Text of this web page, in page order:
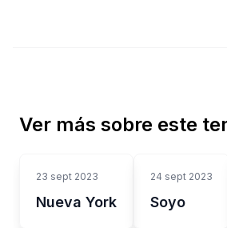
Ver más sobre este
23 sept 2023
Nueva York
24 sept 2023
Soyo